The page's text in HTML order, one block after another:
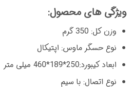
ویژگی های محصول:
وزن کل: 350 گرم
نوع حسگر ماوس: اپتیکال
ابعاد کیبورد:250*189*460 میلی متر
نوع اتصال: با سیم